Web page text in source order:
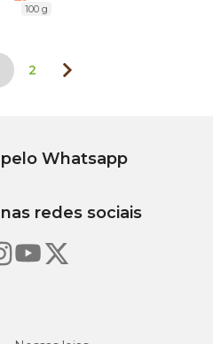
100 g
2
Whatsapp
redes sociais